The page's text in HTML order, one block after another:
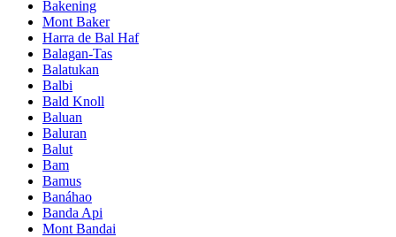
Bakening
Mont Baker
Harra de Bal Haf
Balagan-Tas
Balatukan
Balbi
Bald Knoll
Baluan
Baluran
Balut
Bam
Bamus
Banáhao
Banda Api
Mont Bandai